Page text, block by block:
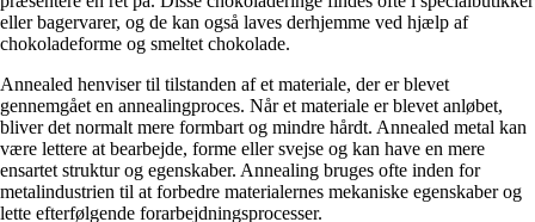
eller bagervarer, og de kan også laves derhjemme ved hjælp af
chokoladeforme og smeltet chokolade.
Annealed henviser til tilstanden af et materiale, der er blevet
gennemgået en annealingproces. Når et materiale er blevet anløbet,
bliver det normalt mere formbart og mindre hårdt. Annealed metal kan
være lettere at bearbejde, forme eller svejse og kan have en mere
ensartet struktur og egenskaber. Annealing bruges ofte inden for
metalindustrien til at forbedre materialernes mekaniske egenskaber og
lette efterfølgende forarbejdningsprocesser.